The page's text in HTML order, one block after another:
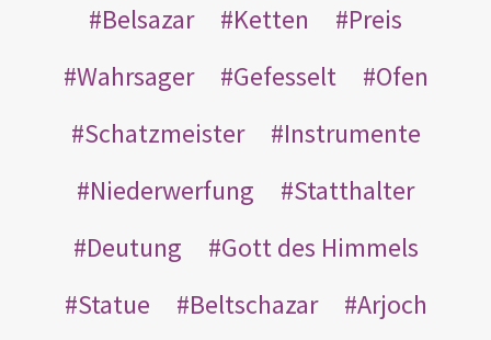
Belsazar
Ketten
Preis
Wahrsager
Gefesselt
Ofen
Schatzmeister
Instrumente
Niederwerfung
Statthalter
Deutung
Gott des Himmels
Statue
Beltschazar
Arjoch